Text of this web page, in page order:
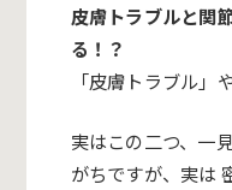
皮膚トラブルと関
る！？
「皮膚トラブル」
実はこの二つ、一
がちですが、実は